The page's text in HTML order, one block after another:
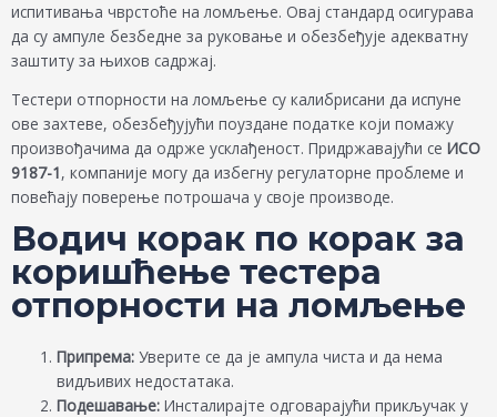
испитивања чврстоће на ломљење. Овај стандард осигурава
да су ампуле безбедне за руковање и обезбеђује адекватну
заштиту за њихов садржај.
Тестери отпорности на ломљење су калибрисани да испуне
ове захтеве, обезбеђујући поуздане податке који помажу
произвођачима да одрже усклађеност. Придржавајући се ИСО
9187-1, компаније могу да избегну регулаторне проблеме и
повећају поверење потрошача у своје производе.
Водич корак по корак за
коришћење тестера
отпорности на ломљење
Припрема: Уверите се да је ампула чиста и да нема
видљивих недостатака.
Подешавање: Инсталирајте одговарајући прикључак у